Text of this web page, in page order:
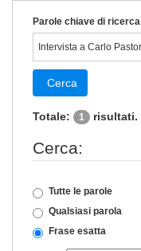
Parole chiave di ricerca
Cerca
Totale: 1 risultati.
Cerca:
Tutte le parole
Qualsiasi parola
Frase esatta